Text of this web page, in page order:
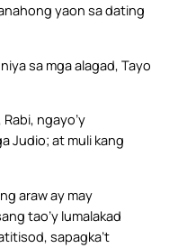
yaon sa dating
sa mga alagad, Tayo
ngayo’y
Judio; at muli kang
araw ay may
tao’y lumalakad
sapagka’t